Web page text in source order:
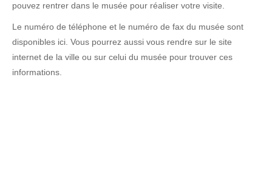
pouvez rentrer dans le musée pour réaliser votre visite.
Le numéro de téléphone et le numéro de fax du musée sont
disponibles ici. Vous pourrez aussi vous rendre sur le site
internet de la ville ou sur celui du musée pour trouver ces
informations.